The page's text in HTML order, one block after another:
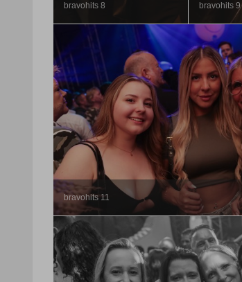
bravohits 8 bravohits 9
bravohits 11